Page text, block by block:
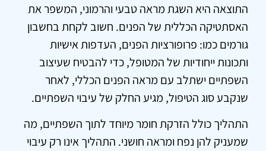
התוצאה היא השגת מראה טבעי והרמוני, המשפר את
האסתטיקה הכללית של הפנים. חשוב לקחת בחשבון
גורמים כמו: פרופורציות הפנים, העדפות אישיות
ותכונות ייחודיות של המטופל, כדי להבטיח שעיצוב
השפתיים ישתלב עם מראה הפנים הכללי, לאחר
שנקבע סוג הטיפול, מגיע החלק של עיבוי השפתיים.
התהליך כולל הזרקת חומר מיוחד לתוך השפתיים, מה
שמעניק להן נפח ומראה חושני. התהליך אינו רק עיבוי